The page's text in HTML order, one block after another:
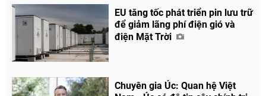
EU tăng tốc phát triển pin lưu trữ
để giảm lãng phí điện gió và
điện Mặt Trời
Chuyên gia Úc: Quan hệ Việt